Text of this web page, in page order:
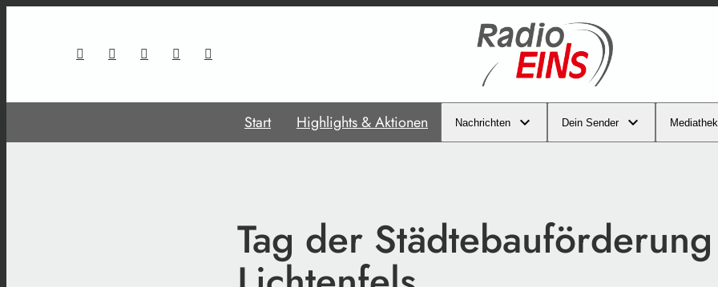
Start Highlights & Aktionen Nachrichten Dein Sender Mediathek
Tag der